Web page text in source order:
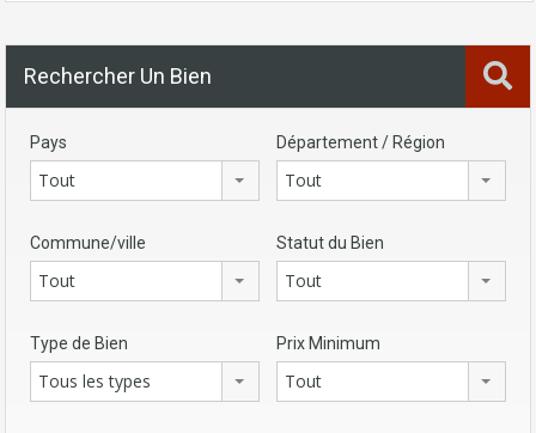
Rechercher Un Bien
Pays
Tout
Département / Région
Tout
Commune/ville
Tout
Statut du Bien
Tout
Type de Bien
Tous les types
Prix Minimum
Tout